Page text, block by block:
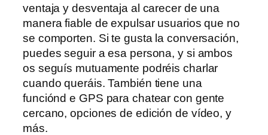
ventaja y desventaja al carecer de una
manera fiable de expulsar usuarios que no
se comporten. Si te gusta la conversación,
puedes seguir a esa persona, y si ambos
os seguís mutuamente podréis charlar
cuando queráis. También tiene una
funciónd e GPS para chatear con gente
cercano, opciones de edición de vídeo, y
más.